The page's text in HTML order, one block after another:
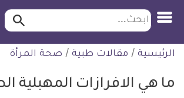
التخطي
للمحتوى
ابحث
الرئيسية / مقالات طبية / صحة المرأة
ما هي الافرازات المهبلية